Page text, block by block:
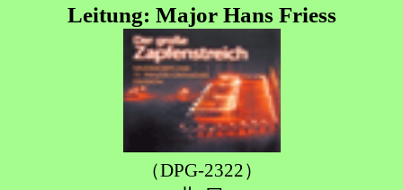
Leitung: Major Hans Friess
（DPG-2322）